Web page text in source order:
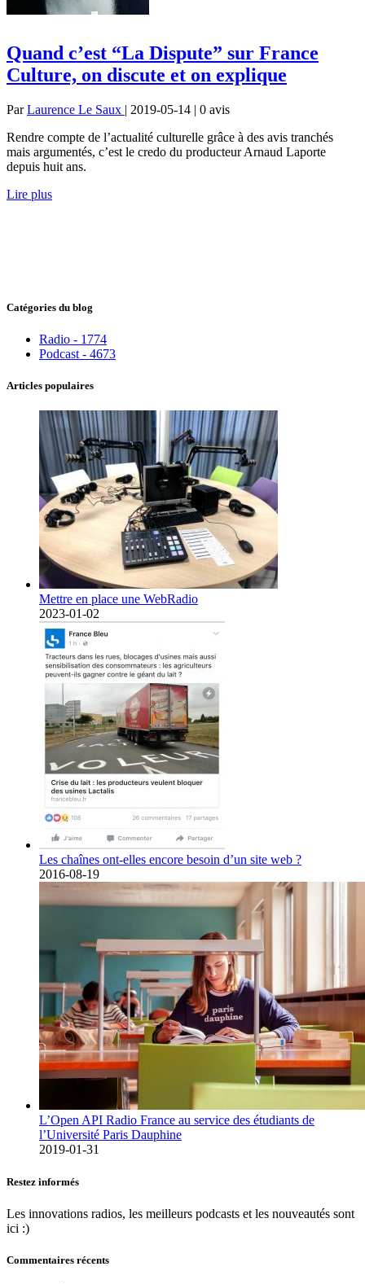
Quand c’est “La Dispute” sur France
Culture, on discute et on explique
ParLaurence Le Saux | 2019-05-14 | 0 avis
Rendre compte de l’actualité culturelle grâce à des avis tranchés
mais argumentés, c’est le credo du producteur Arnaud Laporte
depuis huit ans.
Lire plus
Catégories du blog
Radio - 1774
Podcast - 4673
Articles populaires
Mettre en place une WebRadio
2023-01-02
Les chaînes ont-elles encore besoin d’un site web ?
2016-08-19
L’Open API Radio France au service des étudiants de
l’Université Paris Dauphine
2019-01-31
Restez informés
Les innovations radios, les meilleurs podcasts et les nouveautés sont
ici :)
Commentaires récents